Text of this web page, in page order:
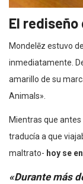
El rediseño
Mondelēz estuvo
inmediatamente.
amarillo de su
Animals».
Mientras que
traducía a que
maltrato- hoy se
«Durante más